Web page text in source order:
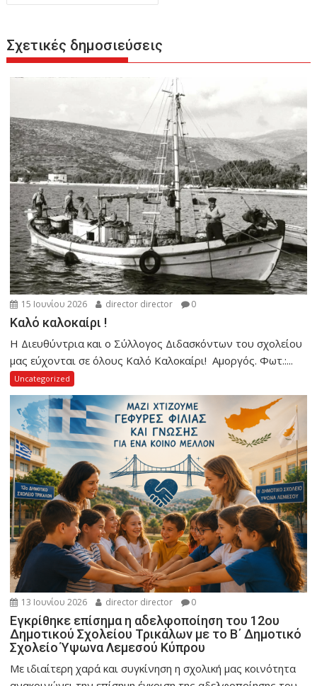
Σχετικές δημοσιεύσεις
15 Ιουνίου 2026 director director 0
Καλό καλοκαίρι !
Η Διευθύντρια και ο Σύλλογος Διδασκόντων του σχολείου
μας εύχονται σε όλους Καλό Καλοκαίρι! Αμοργός. Φωτ.:...
Uncategorized
13 Ιουνίου 2026 director director 0
Εγκρίθηκε επίσημα η αδελφοποίηση του 12ου
Δημοτικού Σχολείου Τρικάλων με το Β΄ Δημοτικό
Σχολείο Ύψωνα Λεμεσού Κύπρου
Με ιδιαίτερη χαρά και συγκίνηση η σχολική μας κοινότητα